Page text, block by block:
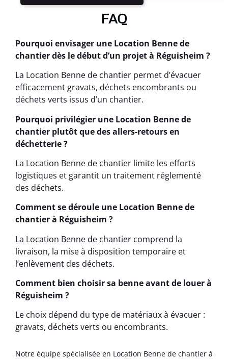
FAQ
Pourquoi envisager une Location Benne de
chantier dès le début d’un projet à Réguisheim ?
La Location Benne de chantier permet d’évacuer
efficacement gravats, déchets encombrants ou
déchets verts issus d’un chantier.
Pourquoi privilégier une Location Benne de
chantier plutôt que des allers-retours en
déchetterie ?
La Location Benne de chantier limite les efforts
logistiques et garantit un traitement réglementé
des déchets.
Comment se déroule une Location Benne de
chantier à Réguisheim ?
La Location Benne de chantier comprend la
livraison, la mise à disposition temporaire et
l’enlèvement des déchets.
Comment bien choisir sa benne avant de louer à
Réguisheim ?
Le choix dépend du type de matériaux à évacuer :
gravats, déchets verts ou encombrants.
Notre équipe spécialisée en Location Benne de chantier à